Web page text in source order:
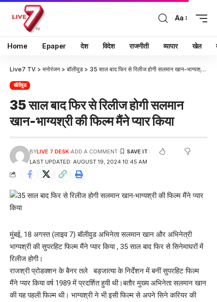
Aa
Home Epaper देश विदेश राजनीती व्यापार खेल
Live7 TV > मनोरंजन > बॉलीवुड> 35 साल बाद फिर से रिलीज होगी सलमान खान-भाग्यश्री की फिल्म मैंने प्यार किया
बॉलीवुड
35 साल बाद फिर से रिलीज होगी सलमान
खान-भाग्यश्री की फिल्म मैंने प्यार किया
LAST UPDATED: AUGUST 19, 2024 10:45 AM
BYLIVE 7 DESK ADD A COMMENT
मुंबई, 18 अगस्त (लाइव 7) बॉलीवुड अभिनेता सलमान खान और अभिनेत्री
भाग्यश्री की सुपरहिट फिल्म मैंने प्यार किया , 35 साल बाद फिर से सिनेमाघरों में
रिलीज होगी।
राजश्री प्रोडक्शन के बैनर तले बड़जात्या के निर्देशन में बनीं सुपरहिट फिल्म
मैंने प्यार किया वर्ष 1989 में प्रदर्शित हुयी थी।बतौर मुख्य अभिनेता सलमान खान
की यह पहली फिल्म थी। भाग्यश्री ने भी इसी फिल्म से अपने सिने करियर की